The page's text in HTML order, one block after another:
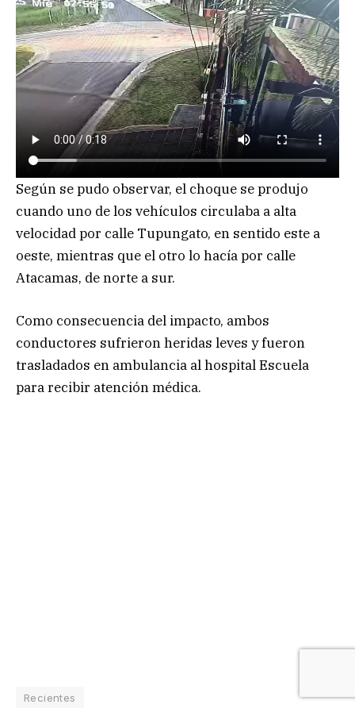
Según se pudo observar, el choque se produjo
cuando uno de los vehículos circulaba a alta
velocidad por calle Tupungato, en sentido este a
oeste, mientras que el otro lo hacía por calle
Atacamas, de norte a sur.
Como consecuencia del impacto, ambos
conductores sufrieron heridas leves y fueron
trasladados en ambulancia al hospital Escuela
para recibir atención médica.
Recientes